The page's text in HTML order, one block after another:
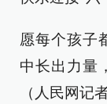
愿每个孩子
中长出力量
（人民网记